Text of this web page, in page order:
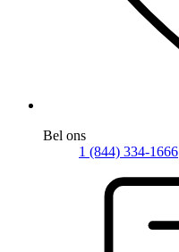
Bel ons
1 (844) 334-1666